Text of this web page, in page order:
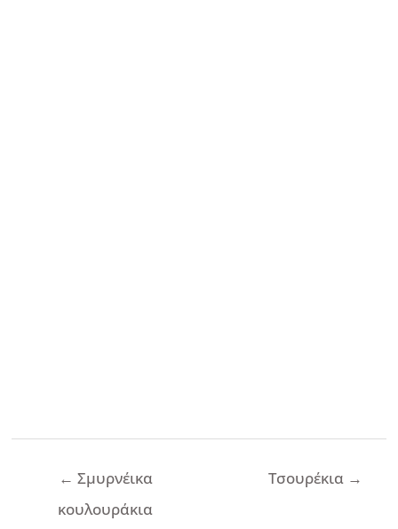
Πλοήγηση
← Σμυρνέικα
κουλουράκια
Τσουρέκια →